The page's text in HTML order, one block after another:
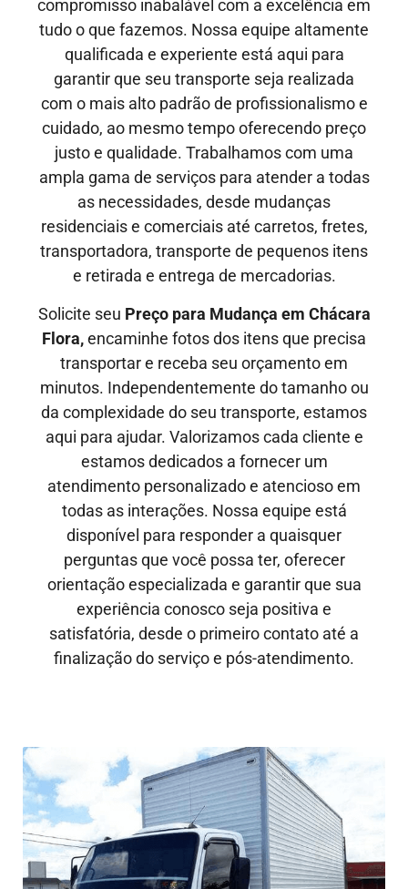
compromisso inabalável com a excelência em
tudo o que fazemos. Nossa equipe altamente
qualificada e experiente está aqui para
garantir que seu transporte seja realizada
com o mais alto padrão de profissionalismo e
cuidado, ao mesmo tempo oferecendo preço
justo e qualidade. Trabalhamos com uma
ampla gama de serviços para atender a todas
as necessidades, desde mudanças
residenciais e comerciais até carretos, fretes,
transportadora, transporte de pequenos itens
e retirada e entrega de mercadorias.
Solicite seu Preço para Mudança em Chácara
Flora,encaminhe fotos dos itens que precisa
transportar e receba seu orçamento em
minutos. Independentemente do tamanho ou
da complexidade do seu transporte, estamos
aqui para ajudar. Valorizamos cada cliente e
estamos dedicados a fornecer um
atendimento personalizado e atencioso em
todas as interações. Nossa equipe está
disponível para responder a quaisquer
perguntas que você possa ter, oferecer
orientação especializada e garantir que sua
experiência conosco seja positiva e
satisfatória, desde o primeiro contato até a
finalização do serviço e pós-atendimento.